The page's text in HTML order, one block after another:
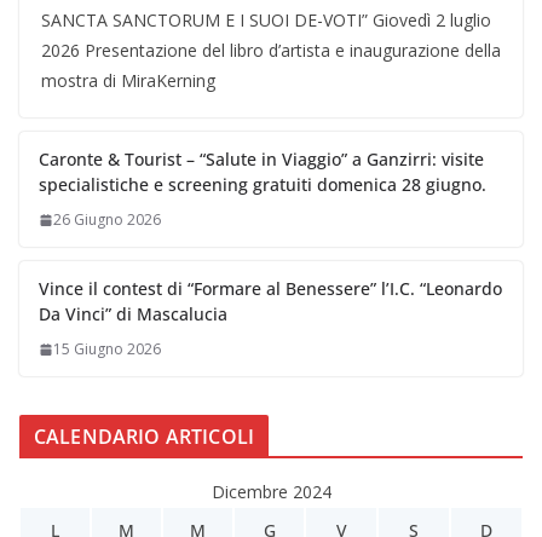
SANCTA SANCTORUM E I SUOI DE-VOTI” Giovedì 2 luglio
2026 Presentazione del libro d’artista e inaugurazione della
mostra di MiraKerning
Caronte & Tourist – “Salute in Viaggio” a Ganzirri: visite
specialistiche e screening gratuiti domenica 28 giugno.
26 Giugno 2026
Vince il contest di “Formare al Benessere” l’I.C. “Leonardo
Da Vinci” di Mascalucia
15 Giugno 2026
CALENDARIO ARTICOLI
Dicembre 2024
L
M M G V S D